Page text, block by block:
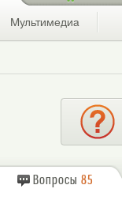
Мультимедиа
Вопросы 85